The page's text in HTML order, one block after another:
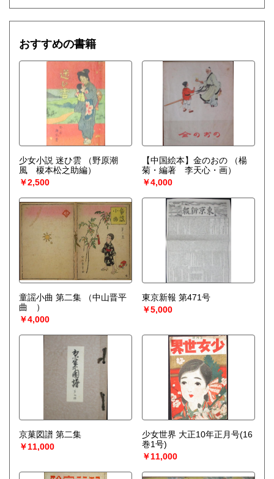
おすすめの書籍
少女小説 迷ひ雲
（野原潮
風 榎本松之助編）
￥2,500
【中国絵本】金のおの
（楊
菊・編著 李天心・画）
￥4,000
童謡小曲 第二集
（中山晋平
曲 ）
￥4,000
東京新報 第471号
￥5,000
京菓図譜 第二集
￥11,000
少女世界 大正10年正月号(16
巻1号)
￥11,000